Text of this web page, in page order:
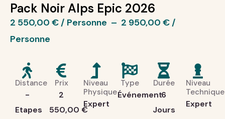
Pack Noir Alps Epic 2026
2 550,00 € – 2 950,00 €
Distance
-
Etapes
Prix
2
550,00 €
Niveau
Physique
Expert
Type
Événement
Durée
6
Jours
Niveau
Technique
Expert